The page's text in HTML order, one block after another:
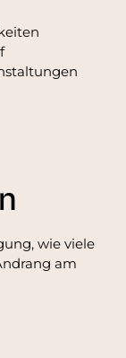
wie viele
am